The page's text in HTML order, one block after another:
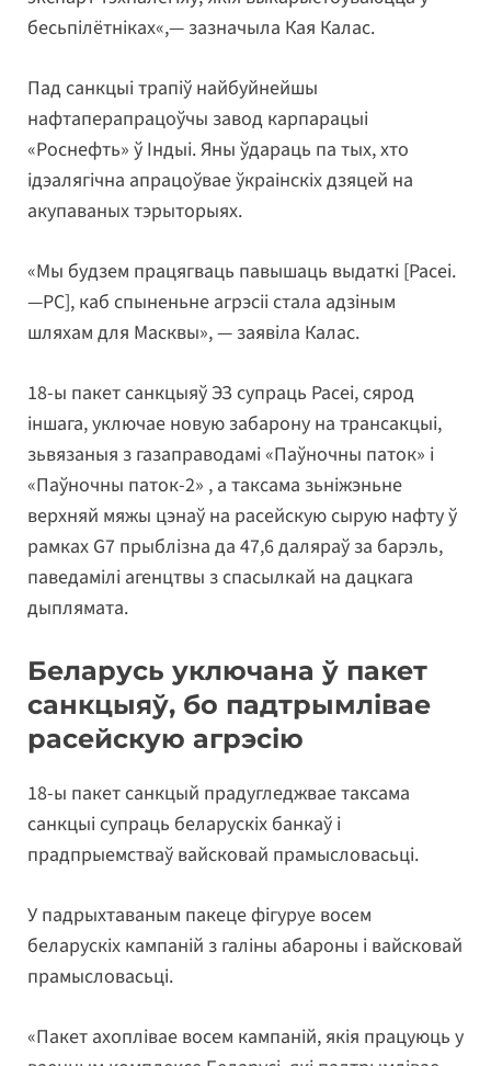
бесьпілётніках«,— зазначыла Кая Калас.
Пад санкцыі трапіў найбуйнейшы
нафтаперапрацоўчы завод карпарацыі
«Роснефть» ў Індыі. Яны ўдараць па тых, хто
ідэалягічна апрацоўвае ўкраінскіх дзяцей на
акупаваных тэрыторыях.
«Мы будзем працягваць павышаць выдаткі [Расеі.
—РС], каб спыненьне агрэсіі стала адзіным
шляхам для Масквы», — заявіла Калас.
18-ы пакет санкцыяў ЭЗ супраць Расеі, сярод
іншага, уключае новую забарону на трансакцыі,
зьвязаныя з газаправодамі «Паўночны паток» і
«Паўночны паток-2» , а таксама зьніжэньне
верхняй мяжы цэнаў на расейскую сырую нафту ў
рамках G7 прыблізна да 47,6 даляраў за барэль,
паведамілі агенцтвы з спасылкай на дацкага
дыплямата.
Беларусь уключана ў пакет
санкцыяў, бо падтрымлівае
расейскую агрэсію
18-ы пакет санкцый прадугледжвае таксама
санкцыі супраць беларускіх банкаў і
прадпрыемстваў вайсковай прамысловасьці.
У падрыхтаваным пакеце фігуруе восем
беларускіх кампаній з галіны абароны і вайсковай
прамысловасьці.
«Пакет ахоплівае восем кампаній, якія працуюць у